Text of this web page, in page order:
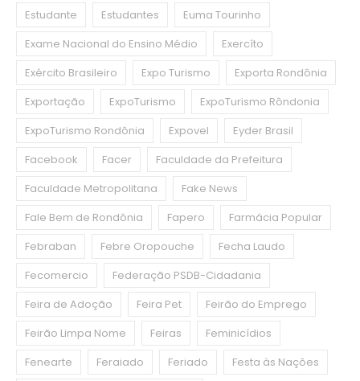
Estudante
Estudantes
Euma Tourinho
Exame Nacional do Ensino Médio
Exercíto
Exército Brasileiro
Expo Turismo
Exporta Rondônia
Exportação
ExpoTurismo
ExpoTurismo Rôndonia
ExpoTurismo Rondônia
Expovel
Eyder Brasil
Facebook
Facer
Faculdade da Prefeitura
Faculdade Metropolitana
Fake News
Fale Bem de Rondônia
Fapero
Farmácia Popular
Febraban
Febre Oropouche
Fecha Laudo
Fecomercio
Federação PSDB-Cidadania
Feira de Adoção
Feira Pet
Feirão do Emprego
Feirão Limpa Nome
Feiras
Feminicídios
Fenearte
Feraiado Feriado
Festa às Nações